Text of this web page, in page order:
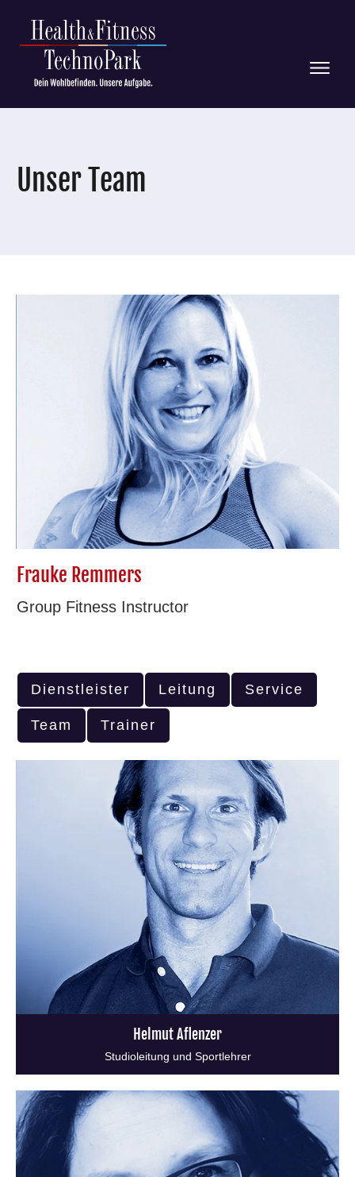
Unser Team
Frauke Remmers
Group Fitness Instructor
Dienstleister Leitung Service
Team Trainer
Helmut Aflenzer
Studioleitung und Sportlehrer